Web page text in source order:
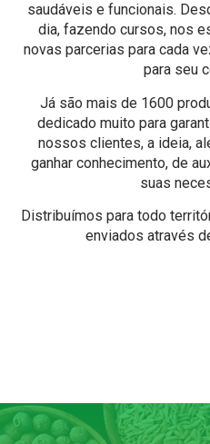
saudáveis e funcionais.
dia, fazendo cursos, nos
novas parcerias para cada
para seu
Já são mais de 1600
dedicado muito para
nossos clientes, a ideia,
ganhar conhecimento, de
suas
Distribuímos para todo
enviados através